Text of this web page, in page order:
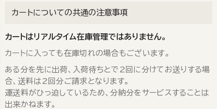
カートについての共通の注意事項
カートはリアルタイム在庫管理ではありません。
カートに入っても在庫切れの場合もございます。
ある分を先に出荷、入荷待ちとで2回に分けてお送りする場
合、送料は2回分ご請求となります。
運送料がひっ迫しているため、分納分をサービスすることは
出来かねます。